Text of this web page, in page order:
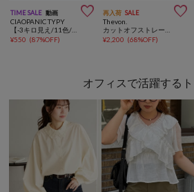
TIME SALE 動画 
CIAOPANIC TYPY
¥550 (87%OFF)
再入荷 SALE 
Thevon.
¥2,200 (68%OFF)
オフィスで活躍する